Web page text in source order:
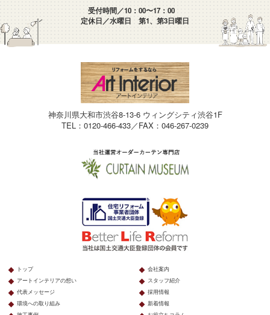
受付時間／10：00〜17：00
定休日／水曜日 第1、第3日曜日
神奈川県大和市渋谷8-13-6 ウィングシティ渋谷1F
TEL：0120-466-433／FAX：046-267-0239
トップ
アートインテリアの想い
代表メッセージ
環境への取り組み
会社案内
スタッフ紹介
採用情報
新着情報